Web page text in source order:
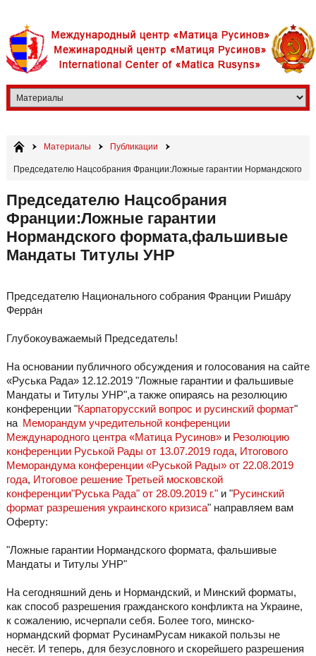
Материалы Публикации
​Председателю Нацсобрания Франции:Ложные гарантии Нормандского
формата,фальшивые Мандаты Титулы УНР
​Председателю Нацсобрания
Франции:Ложные гарантии
Нормандского формата,фальшивые
Мандаты Титулы УНР
Председателю Национального собрания Франции Риша́ру
Ферра́н
Глубокоуважаемый Председатель!
На основании публичного обсуждения и голосования на сайте
«Руська Рада» 12.12.2019 "Ложные гарантии и фальшивые
Мандаты и Титулы УНР",а также опираясь на резолюцию
конференции "Карпаторусский вопрос и русинский формат"
на Меморандум учредительной конференции
Международного центра «Матица Русинов»и Резолюцию
конференции Руськой Рады от 13.07.2019 года, Итогового
Меморандума конференции «Руськой Рады» от 22.08.2019
года, Итоговое решение Третьей московской
конференции"Руська Рада" от 28.09.2019 г."и "Русинский
формат разрешения украинского кризиса" направляем вам
Оферту:
"Ложные гарантии Нормандского формата, фальшивые
Мандаты и Титулы УНР"
На сегодняшний день и Нормандский, и Минский форматы,
как способ разрешения гражданского конфликта на Украине,
к сожалению, исчерпали себя. Более того, минско-
нормандский формат РусинамРусам никакой пользы не
несёт. И теперь, для безусловного и скорейшего разрешения